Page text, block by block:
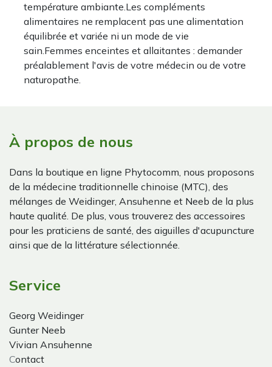
température ambiante.Les compléments
alimentaires ne remplacent pas une alimentation
équilibrée et variée ni un mode de vie
sain.Femmes enceintes et allaitantes : demander
préalablement l'avis de votre médecin ou de votre
naturopathe.
À propos de nous
Dans la boutique en ligne Phytocomm, nous proposons
de la médecine traditionnelle chinoise (MTC), des
mélanges de Weidinger, Ansuhenne et Neeb de la plus
haute qualité. De plus, vous trouverez des accessoires
pour les praticiens de santé, des aiguilles d'acupuncture
ainsi que de la littérature sélectionnée.
Service
Georg Weidinger
Gunter Neeb
Vivian Ansuhenne
Contact